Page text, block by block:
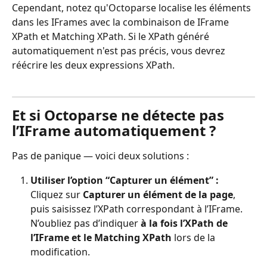
Cependant, notez qu'Octoparse localise les éléments
dans les IFrames avec la combinaison de IFrame
XPath et Matching XPath. Si le XPath généré
automatiquement n'est pas précis, vous devrez
réécrire les deux expressions XPath.
Et si Octoparse ne détecte pas
l’IFrame automatiquement ?
Pas de panique — voici deux solutions :
Utiliser l’option “Capturer un élément” :
Cliquez sur Capturer un élément de la page,
puis saisissez l’XPath correspondant à l’IFrame.
N’oubliez pas d’indiquer à la fois l’XPath de
l’IFrame et le Matching XPath lors de la
modification.